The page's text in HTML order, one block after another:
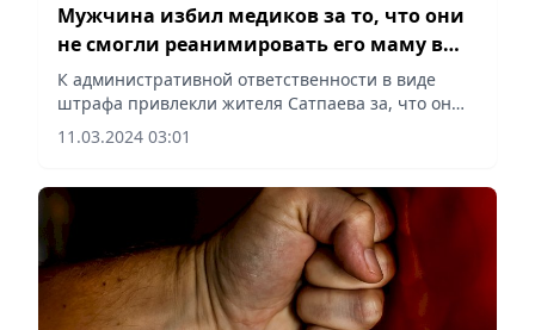
Мужчина избил медиков за то, что они
не смогли реанимировать его маму в
Сатпаеве
К административной ответственности в виде
штрафа привлекли жителя Сатпаева за, что он
избил фельдшера скорой помощи, сообщает
Patriotnews.kz.
11.03.2024 03:01